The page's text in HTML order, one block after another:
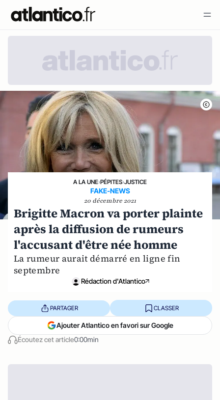
A LA UNE›PÉPITES›JUSTICE
FAKE-NEWS
20 décembre 2021
Brigitte Macron va porter plainte
après la diffusion de rumeurs
l'accusant d'être née homme
La rumeur aurait démarré en ligne fin
septembre
Rédaction d'Atlantico
Écoutez cet article0:00min
PARTAGER CLASSER
Ajouter Atlantico en favori sur Google